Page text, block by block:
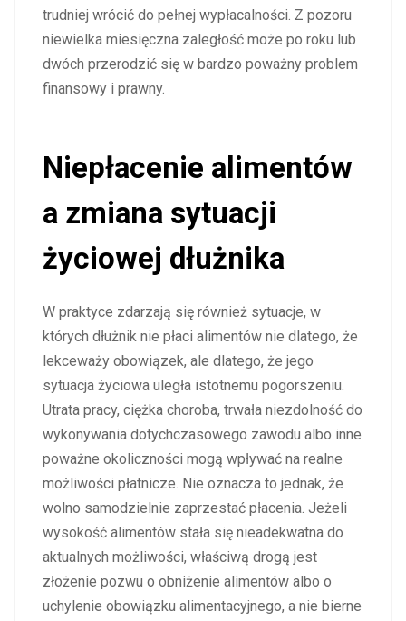
trudniej wrócić do pełnej wypłacalności. Z pozoru
niewielka miesięczna zaległość może po roku lub
dwóch przerodzić się w bardzo poważny problem
finansowy i prawny.
Niepłacenie alimentów
a zmiana sytuacji
życiowej dłużnika
W praktyce zdarzają się również sytuacje, w
których dłużnik nie płaci alimentów nie dlatego, że
lekceważy obowiązek, ale dlatego, że jego
sytuacja życiowa uległa istotnemu pogorszeniu.
Utrata pracy, ciężka choroba, trwała niezdolność do
wykonywania dotychczasowego zawodu albo inne
poważne okoliczności mogą wpływać na realne
możliwości płatnicze. Nie oznacza to jednak, że
wolno samodzielnie zaprzestać płacenia. Jeżeli
wysokość alimentów stała się nieadekwatna do
aktualnych możliwości, właściwą drogą jest
złożenie pozwu o obniżenie alimentów albo o
uchylenie obowiązku alimentacyjnego, a nie bierne